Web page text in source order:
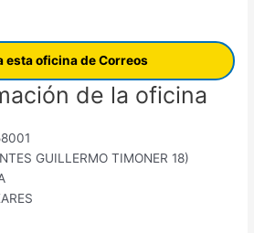
esta oficina de Correos
de la oficina
GUILLERMO TIMONER 18)